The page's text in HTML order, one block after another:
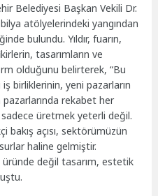
Belediyesi Başkan Vekili Dr.
atölyelerindeki yangından
bulundu. Yıldır, fuarın,
tasarımların ve
olduğunu belirterek, “Bu
birliklerinin, yeni pazarların
pazarlarında rekabet her
üretmek yeterli değil.
bakış açısı, sektörümüzün
haline gelmiştir.
üründe değil tasarım, estetik